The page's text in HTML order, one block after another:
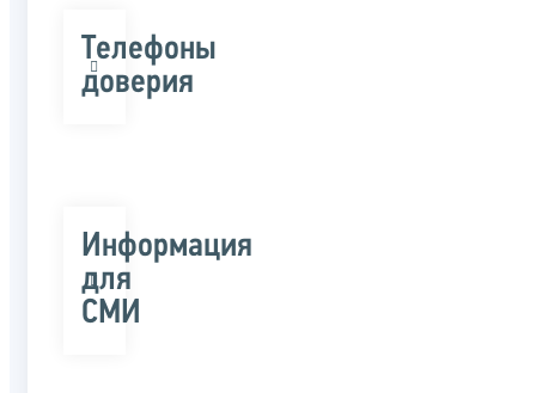
Телефоны
доверия
Информация
для
СМИ